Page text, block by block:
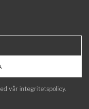
vår integritetspolicy.